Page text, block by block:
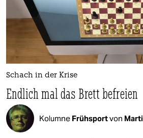
Schach in der Krise
Endlich mal das Brett befreien
Kolumne Frühsportvon